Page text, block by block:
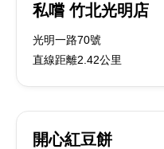
私嚐 竹北光明店
光明一路70號
直線距離2.42公里
開心紅豆餅